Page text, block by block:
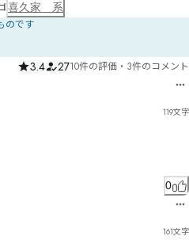
喜久家 系
のです
3.4 2710件の評価 ・ 3件のコメント
119文字
チグャㅃㅖㄛㅘヅォ
0
161文字